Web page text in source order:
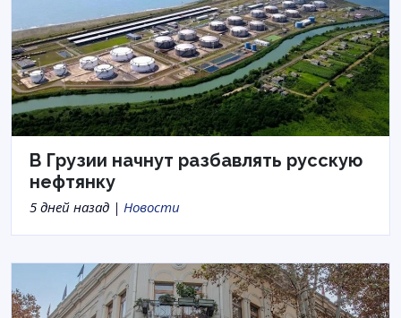
В Грузии начнут разбавлять русскую
нефтянку
5 дней назад | Новости